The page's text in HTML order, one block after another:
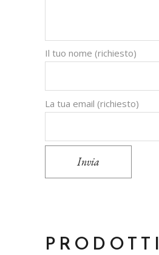
Il tuo nome (richiesto)
La tua email (richiesto)
Invia
PRODOTTI